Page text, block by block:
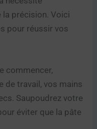
la précision. Voici
pour réussir vos
commencer,
de travail, vos mains
Saupoudrez votre
éviter que la pâte